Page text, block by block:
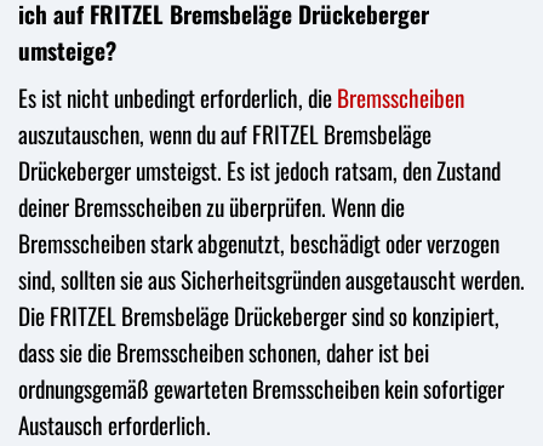
ich auf FRITZEL Bremsbeläge Drückeberger
umsteige?
Es ist nicht unbedingt erforderlich, dieBremsscheiben
auszutauschen, wenn du auf FRITZEL Bremsbeläge
Drückeberger umsteigst. Es ist jedoch ratsam, den Zustand
deiner Bremsscheiben zu überprüfen. Wenn die
Bremsscheiben stark abgenutzt, beschädigt oder verzogen
sind, sollten sie aus Sicherheitsgründen ausgetauscht werden.
Die FRITZEL Bremsbeläge Drückeberger sind so konzipiert,
dass sie die Bremsscheiben schonen, daher ist bei
ordnungsgemäß gewarteten Bremsscheiben kein sofortiger
Austausch erforderlich.